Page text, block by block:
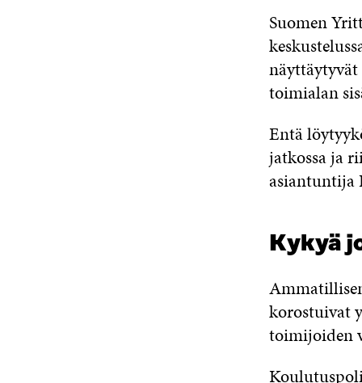
Suomen
toimialan
Entä
jatkossa ja
asiantuntija
Kykyä
korostuivat
toimijoiden